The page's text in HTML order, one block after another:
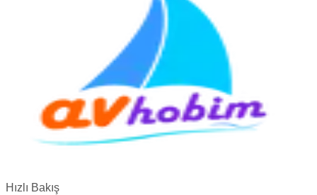
Hızlı Bakış